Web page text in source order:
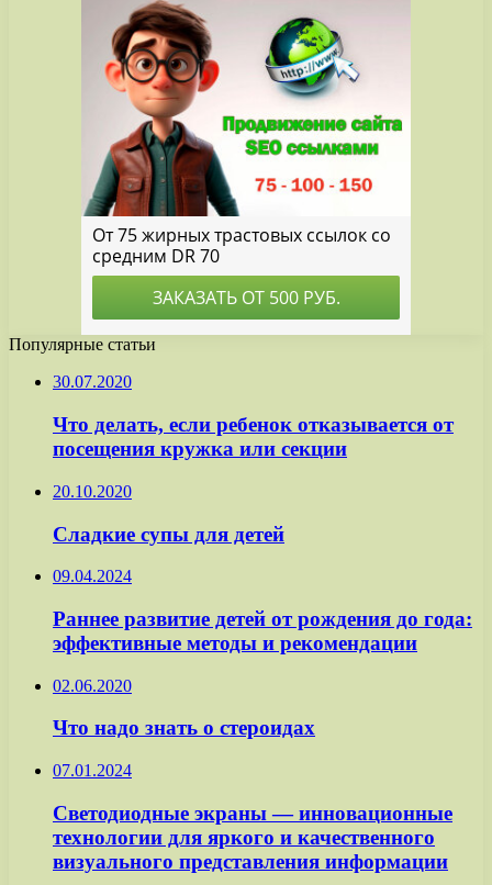
Популярные статьи
30.07.2020
Что делать, если ребенок отказывается от
посещения кружка или секции
20.10.2020
Сладкие супы для детей
09.04.2024
Раннее развитие детей от рождения до года:
эффективные методы и рекомендации
02.06.2020
Что надо знать о стероидах
07.01.2024
Светодиодные экраны — инновационные
технологии для яркого и качественного
визуального представления информации